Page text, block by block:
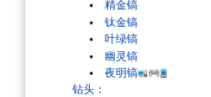
精金镐
钛金镐
叶绿镐
幽灵镐
夜明镐
钻头 ：